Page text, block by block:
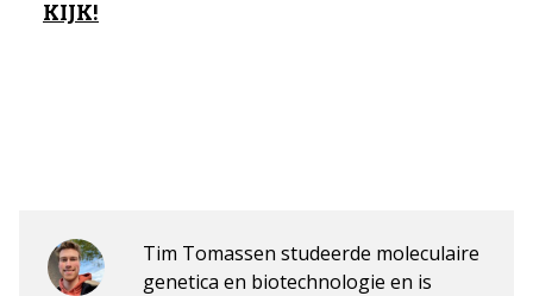
KIJK!
Tim Tomassen studeerde moleculaire
genetica en biotechnologie en is